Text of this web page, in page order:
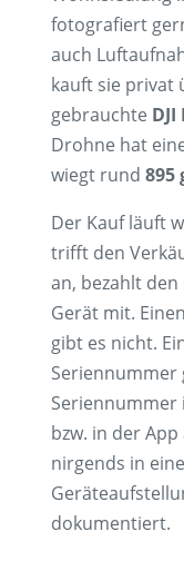
fotografiert
auch
kauft sie privat
gebrauchte
Drohne hat
wiegt rund 895
Der Kauf läuft
trifft den
an, bezahlt
Gerät mit.
gibt es nicht.
Seriennummer
Seriennummer
bzw. in der
nirgends in
dokumentiert.